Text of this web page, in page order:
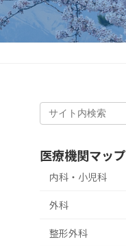
医療機関マップ
内科・小児科
外科
整形外科